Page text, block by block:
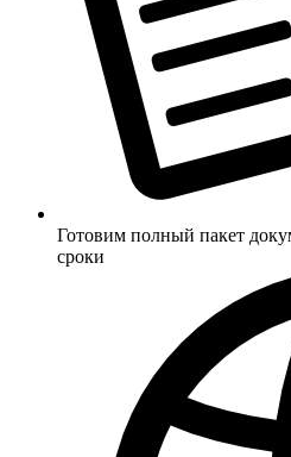
Готовим полный пакет
сроки